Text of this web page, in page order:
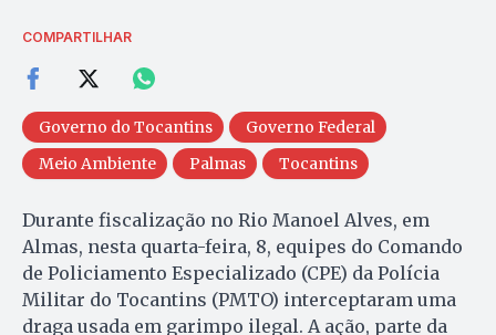
COMPARTILHAR
Governo do Tocantins
Governo Federal
Meio Ambiente
Palmas Tocantins
Durante fiscalização no Rio Manoel Alves, em
Almas, nesta quarta-feira, 8, equipes do Comando
de Policiamento Especializado (CPE) da Polícia
Militar do Tocantins (PMTO) interceptaram uma
draga usada em garimpo ilegal. A ação, parte da